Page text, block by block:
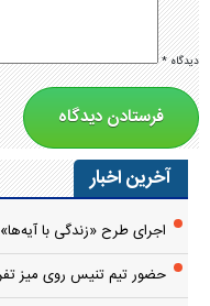
دیدگاه*
آخرین اخبار
اجرای طرح «زندگی با
حضور تیم تنیس روی میز